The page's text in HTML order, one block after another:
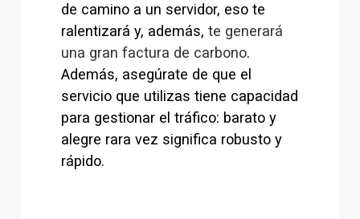
de camino a un servidor, eso te
ralentizará y, además, te generará
una gran factura de carbono.
Además, asegúrate de que el
servicio que utilizas tiene capacidad
para gestionar el tráfico: barato y
alegre rara vez significa robusto y
rápido.